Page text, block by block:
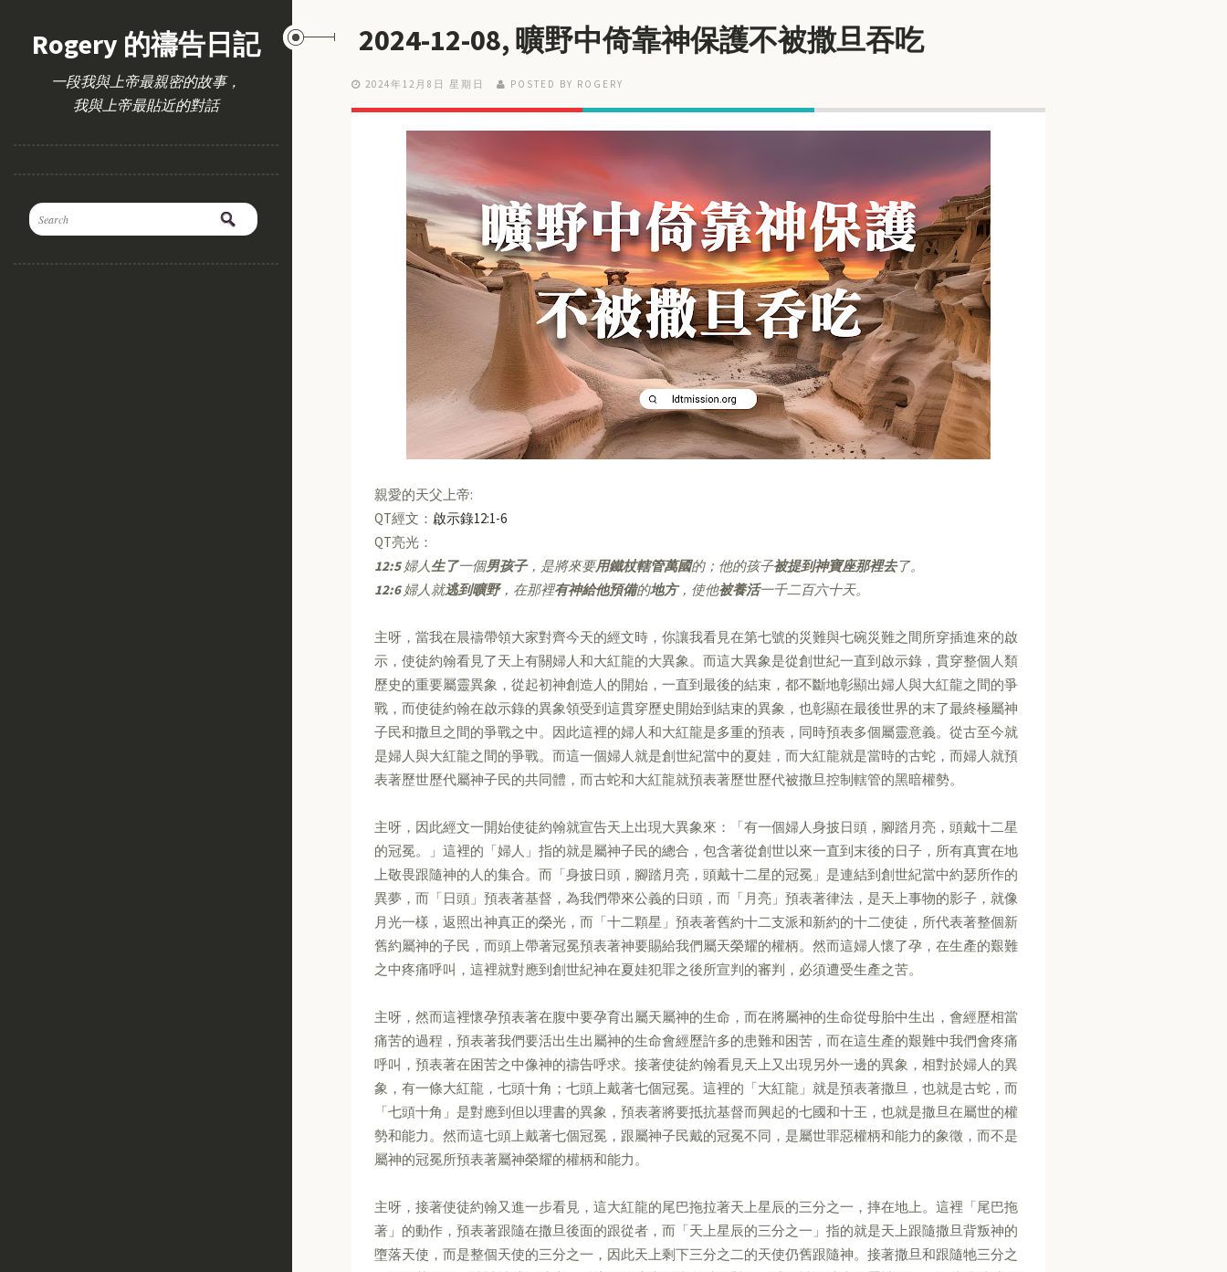
Rogery 的禱告日記
一段我與上帝最親密的故事，
我與上帝最貼近的對話
2024-12-08, 曠野中倚靠神保護不被撒旦吞吃
2024年12月8日 星期日 POSTED BY ROGERY
親愛的天父上帝:
QT經文： 啟示錄12:1-6
QT亮光：
12:5婦人生了一個男孩子，是將來要用鐵杖轄管萬國的；他的孩子被提到神寶座那裡去了。
12:6婦人就逃到曠野，在那裡有神給他預備的地方，使他被養活一千二百六十天。
主呀，當我在晨禱帶領大家對齊今天的經文時，你讓我看見在第七號的災難與七碗災難之間所穿插進來的啟
示，使徒約翰看見了天上有關婦人和大紅龍的大異象。而這大異象是從創世紀一直到啟示錄，貫穿整個人類
歷史的重要屬靈異象，從起初神創造人的開始，一直到最後的結束，都不斷地彰顯出婦人與大紅龍之間的爭
戰，而使徒約翰在啟示錄的異象領受到這貫穿歷史開始到結束的異象，也彰顯在最後世界的末了最終極屬神
子民和撒旦之間的爭戰之中。因此這裡的婦人和大紅龍是多重的預表，同時預表多個屬靈意義。從古至今就
是婦人與大紅龍之間的爭戰。而這一個婦人就是創世紀當中的夏娃，而大紅龍就是當時的古蛇，而婦人就預
表著歷世歷代屬神子民的共同體，而古蛇和大紅龍就預表著歷世歷代被撒旦控制轄管的黑暗權勢。
主呀，因此經文一開始使徒約翰就宣告天上出現大異象來：「有一個婦人身披日頭，腳踏月亮，頭戴十二星
的冠冕。」這裡的「婦人」指的就是屬神子民的總合，包含著從創世以來一直到末後的日子，所有真實在地
上敬畏跟隨神的人的集合。而「身披日頭，腳踏月亮，頭戴十二星的冠冕」是連結到創世紀當中約瑟所作的
異夢，而「日頭」預表著基督，為我們帶來公義的日頭，而「月亮」預表著律法，是天上事物的影子，就像
月光一樣，返照出神真正的榮光，而「十二顆星」預表著舊約十二支派和新約的十二使徒，所代表著整個新
舊約屬神的子民，而頭上帶著冠冕預表著神要賜給我們屬天榮耀的權柄。然而這婦人懷了孕，在生產的艱難
之中疼痛呼叫，這裡就對應到創世紀神在夏娃犯罪之後所宣判的審判，必須遭受生產之苦。
主呀，然而這裡懷孕預表著在腹中要孕育出屬天屬神的生命，而在將屬神的生命從母胎中生出，會經歷相當
痛苦的過程，預表著我們要活出生出屬神的生命會經歷許多的患難和困苦，而在這生產的艱難中我們會疼痛
呼叫，預表著在困苦之中像神的禱告呼求。接著使徒約翰看見天上又出現另外一邊的異象，相對於婦人的異
象，有一條大紅龍，七頭十角；七頭上戴著七個冠冕。這裡的「大紅龍」就是預表著撒旦，也就是古蛇，而
「七頭十角」是對應到但以理書的異象，預表著將要抵抗基督而興起的七國和十王，也就是撒旦在屬世的權
勢和能力。然而這七頭上戴著七個冠冕，跟屬神子民戴的冠冕不同，是屬世罪惡權柄和能力的象徵，而不是
屬神的冠冕所預表著屬神榮耀的權柄和能力。
主呀，接著使徒約翰又進一步看見，這大紅龍的尾巴拖拉著天上星辰的三分之一，摔在地上。這裡「尾巴拖
著」的動作，預表著跟隨在撒旦後面的跟從者，而「天上星辰的三分之一」指的就是天上跟隨撒旦背叛神的
墮落天使，而是整個天使的三分之一，因此天上剩下三分之二的天使仍舊跟隨神。接著撒旦和跟隨牠三分之